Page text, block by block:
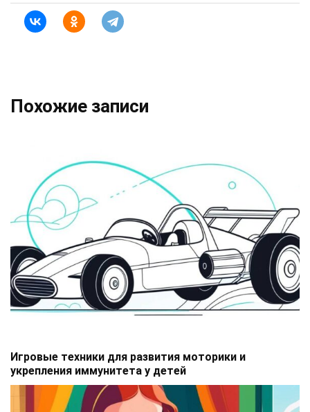
Похожие записи
Игровые техники для развития моторики и
укрепления иммунитета у детей